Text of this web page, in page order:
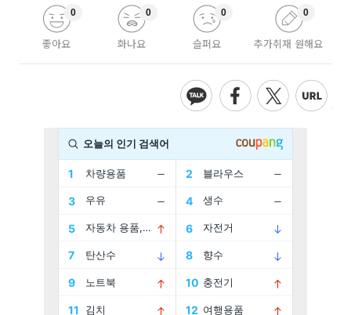
좋아요
0
화나요
0
슬퍼요
0
추가취재 원해요
0